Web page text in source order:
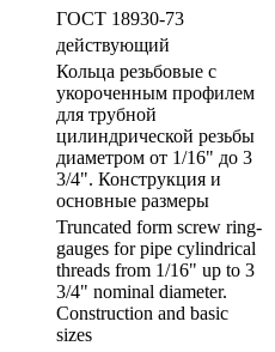
ГОСТ 18930-73
действующий
Кольца резьбовые с
укороченным профилем
для трубной
цилиндрической резьбы
диаметром от 1/16" до 3
3/4". Конструкция и
основные размеры
Truncated form screw ring-
gauges for pipe cylindrical
threads from 1/16" up to 3
3/4" nominal diameter.
Construction and basic
sizes